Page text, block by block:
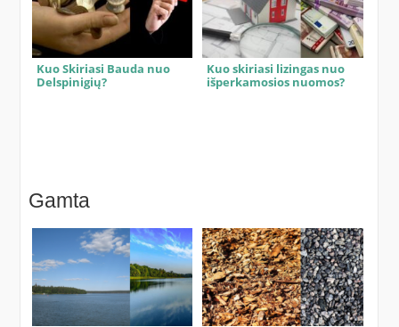
Kuo Skiriasi Bauda nuo
Delspinigių?
Kuo skiriasi lizingas nuo
išperkamosios nuomos?
Gamta